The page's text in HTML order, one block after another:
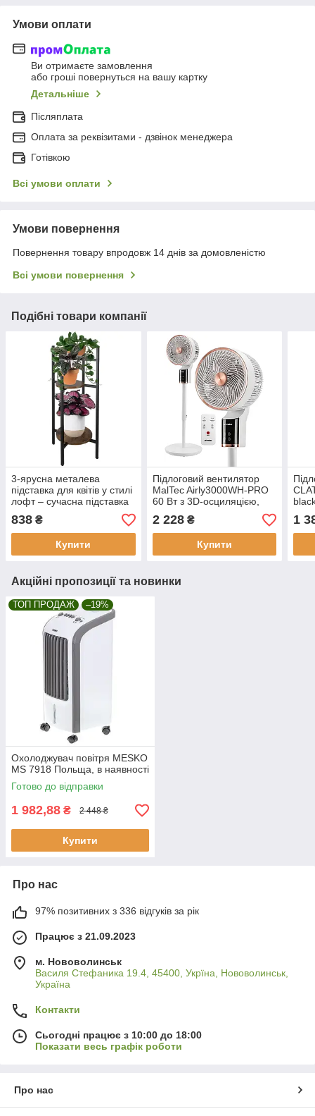
Умови оплати
Ви отримаєте замовлення
або гроші повернуться на вашу картку
Детальніше
Післяплата
Оплата за реквізитами - дзвінок менеджера
Готівкою
Всі умови оплати
Умови повернення
Повернення товару впродовж 14 днів за домовленістю
Всі умови повернення
Подібні товари компанії
3-ярусна металева
підставка для квітів у стилі
лофт – сучасна підставка
горщиках для вітальні
RUHHY 25627
838 ₴
Купити
Підлоговий вентилятор
MalTec Airly3000WH-PRO
60 Вт з 3D-осциляцією,
пультом ДК, таймером 12
год, 114856
2 228₴
Купити
1
Акційні пропозиції та новинки
ТОП ПРОДАЖ –19%
Охолоджувач повітря MESKO
MS 7918 Польща, в наявності
Готово до відправки
1 982,88 ₴ 2 448 ₴
Купити
Про нас
97% позитивних з 336 відгуків за рік
Працює з 21.09.2023
м. Нововолинськ
Василя Стефаника 19.4, 45400, Укрїна, Нововолинськ,
Україна
Контакти
Сьогодні працює з 10:00 до 18:00
Показати весь графік роботи
Про нас